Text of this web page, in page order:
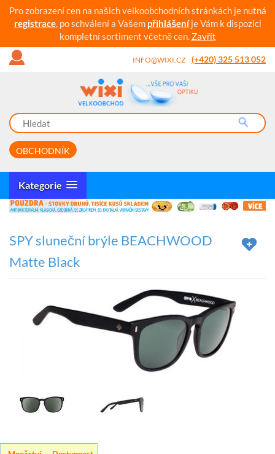
Pro zobrazení cen na našich velkoobchodních stránkách je nutná
registrace, po schválení a Vašem přihlášeníje Vám k dispozici
kompletní sortiment včetně cen. Zavřít
INFO@WIXI.CZ (+420) 325 513 052
OBCHODNÍK
Kategorie
SPY sluneční brýle BEACHWOOD
Matte Black